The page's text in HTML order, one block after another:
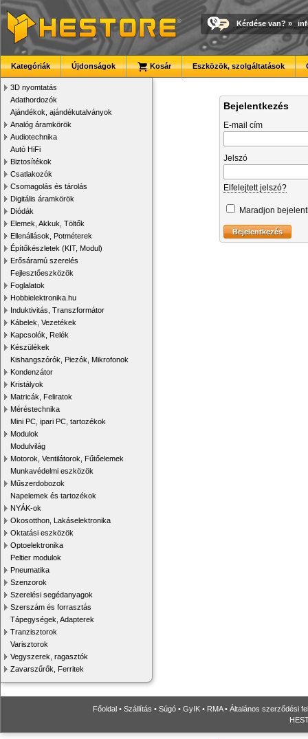
Kérdése van? »
Kategóriák Újdonságok Kosár Eszközök, szolgáltatások
3D nyomtatás
Adathordozók
Ajándékok, ajándékutalványok
Analóg áramkörök
Audiotechnika
Autó HiFi
Biztosítékok
Csatlakozók
Csomagolás és tárolás
Digitális áramkörök
Diódák
Elemek, Akkuk, Töltők
Ellenállások, Potméterek
Építőkészletek (KIT, Modul)
Erősáramú szerelés
Fejlesztőeszközök
Foglalatok
Hobbielektronika.hu
Induktivitás, Transzformátor
Kábelek, Vezetékek
Kapcsolók, Relék
Készülékek
Kishangszórók, Piezók, Mikrofonok
Kondenzátor
Kristályok
Matricák, Feliratok
Méréstechnika
Mini PC, ipari PC, tartozékok
Modulok
Modulvilág
Motorok, Ventilátorok, Fűtőelemek
Munkavédelmi eszközök
Műszerdobozok
Napelemek és tartozékok
NYÁK-ok
Okosotthon, Lakáselektronika
Oktatási eszközök
Optoelektronika
Peltier modulok
Pneumatika
Szenzorok
Szerelési segédanyagok
Szerszám és forrasztás
Tápegységek, Adapterek
Tranzisztorok
Varisztorok
Vegyszerek, ragasztók
Zavarszűrők, Ferritek
Bejelentkezés
E-mail cím
Jelszó
Elfelejtett jelszó?
Maradjon
Főoldal • Szállítás • Súgó • GyIK • RMA• Általános szerződési